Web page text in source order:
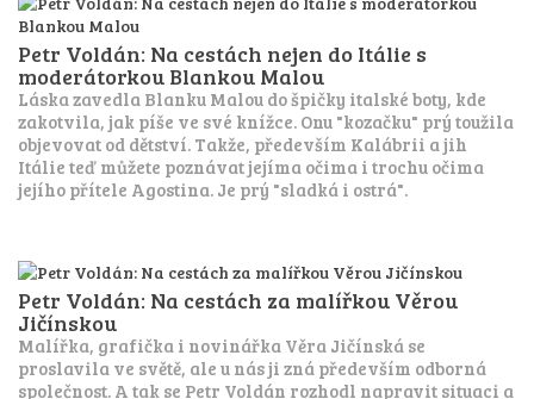
Petr Voldán: Na cestách nejen do Itálie s
moderátorkou Blankou Malou
Láska zavedla Blanku Malou do špičky italské boty, kde
zakotvila, jak píše ve své knížce. Onu "kozačku" prý toužila
objevovat od dětství. Takže, především Kalábrii a jih
Itálie teď můžete poznávat jejíma očima i trochu očima
jejího přítele Agostina. Je prý "sladká i ostrá".
Petr Voldán: Na cestách za malířkou Věrou
Jičínskou
Malířka, grafička i novinářka Věra Jičínská se
proslavila ve světě, ale u nás ji zná především odborná
společnost. A tak se Petr Voldán rozhodl napravit situaci a